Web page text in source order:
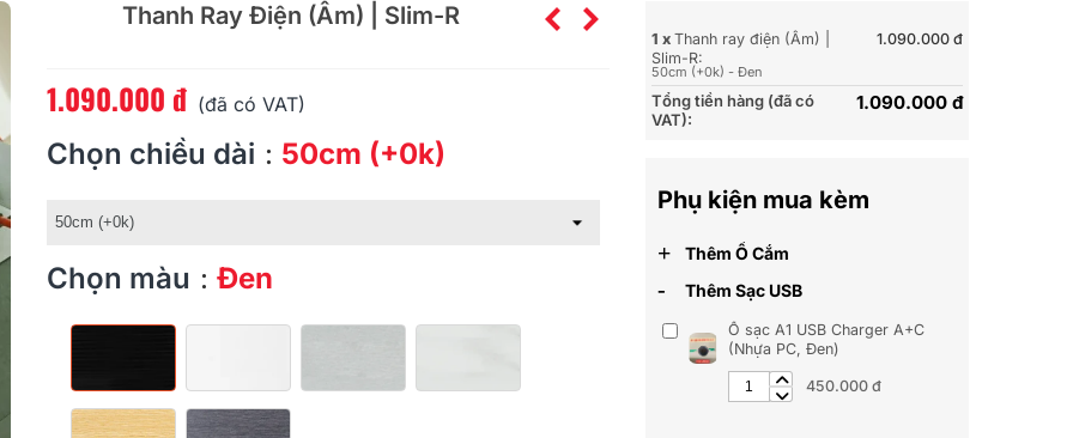
Thanh Ray Điện (Âm) | Slim-R
Đọc thêm
1.090.000 đ (đã có VAT)
Chọn chiều dài 50cm (+0k)
Chọn màu Đen
Sồi
Xám
1 x Thanh ray điện (Âm) |
Slim-R:
50cm (+0k) - Đen
1.090.000 đ
Tổng tiền hàng (đã có
VAT):
1.090.000 đ
Phụ kiện mua kèm
+ Thêm Ổ Cắm
- Thêm Sạc USB
Ổ sạc A1 USB Charger A+C
(Nhựa PC, Đen)
450.000 đ